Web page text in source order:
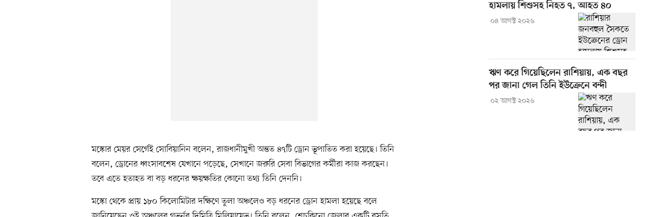
মস্কোর মেয়র সের্গেই সোবিয়ানিন বলেন, রাজধানীমুখী অন্তত ৪৭টি ড্রোন ভূপাতিত করা হয়েছে। তিনি
বলেন, ড্রোনের ধ্বংসাবশেষ যেখানে পড়েছে, সেখানে জরুরি সেবা বিভাগের কর্মীরা কাজ করছেন।
তবে এতে হতাহত বা বড় ধরনের ক্ষয়ক্ষতির কোনো তথ্য তিনি দেননি।
মস্কো থেকে প্রায় ১৮০ কিলোমিটার দক্ষিণে তুলা অঞ্চলেও বড় ধরনের ড্রোন হামলা হয়েছে বলে
হামলায় শিশুসহ নিহত ৭, আহত ৪০
০৪ আগস্ট ২০২৬
ঋণ করে গিয়েছিলেন রাশিয়ায়, এক বছর
পর জানা গেল তিনি ইউক্রেনে বন্দী
০২ আগস্ট ২০২৬